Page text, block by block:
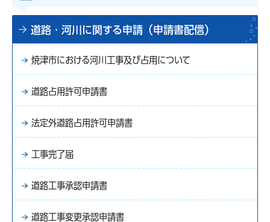
道路・河川に関する申請（申請書配信）
焼津市における河川工事及び占用について
道路占用許可申請書
法定外道路占用許可申請書
工事完了届
道路工事承認申請書
道路工事変更承認申請書